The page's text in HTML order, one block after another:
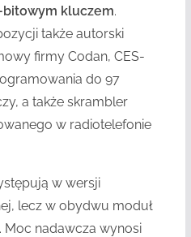
bitowym kluczem.
także autorski
firmy Codan, CES-
do 97
a także skrambler
w radiotelefonie
w wersji
lecz w obydwu moduł
Moc nadawcza wynosi